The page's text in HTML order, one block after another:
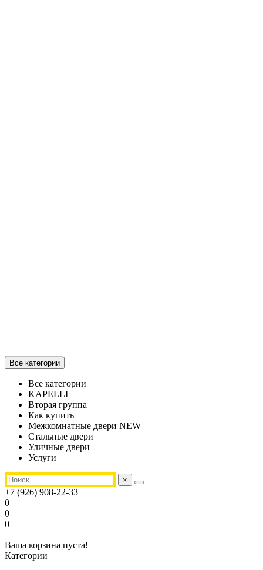
Все категории
Все категории
KAPELLI
Вторая группа
Как купить
Межкомнатные двери NEW
Стальные двери
Уличные двери
Услуги
×
+7 (926) 908-22-33
0
0
0
Ваша корзина пуста!
Категории